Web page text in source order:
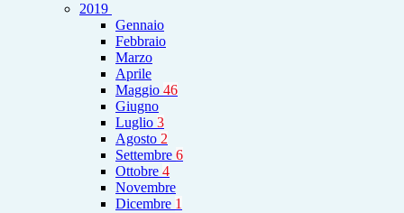
2019
Gennaio
Febbraio
Marzo
Aprile
Maggio 46
Giugno
Luglio 3
Agosto 2
Settembre 6
Ottobre 4
Novembre
Dicembre 1